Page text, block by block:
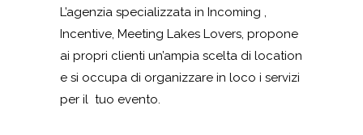
L’agenzia specializzata in Incoming ,
Incentive, Meeting Lakes Lovers, propone
ai propri clienti un’ampia scelta di location
e si occupa di organizzare in loco i servizi
per il tuo evento.